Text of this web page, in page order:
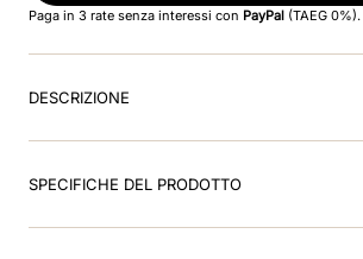
Paga in 3 rate senza interessi con PayPal (TAEG 0%).
DESCRIZIONE
SPECIFICHE DEL PRODOTTO